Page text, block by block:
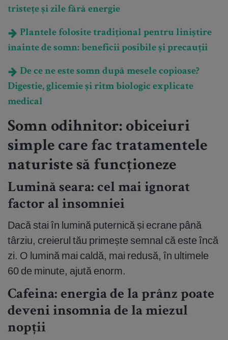
tristețe și zile fără energie
Plantele folosite tradițional pentru liniștire
înainte de somn: beneficii posibile și precauții
De ce ne este somn după mesele copioase?
Digestie, glicemie și ritm biologic explicate
medical
Somn odihnitor: obiceiuri
simple care fac tratamentele
naturiste să funcționeze
Lumină seara: cel mai ignorat
factor al insomniei
Dacă stai în lumină puternică și ecrane până
târziu, creierul tău primește semnal că este încă
zi. O lumină mai caldă, mai redusă, în ultimele
60 de minute, ajută enorm.
Cafeina: energia de la prânz poate
deveni insomnia de la miezul
nopții